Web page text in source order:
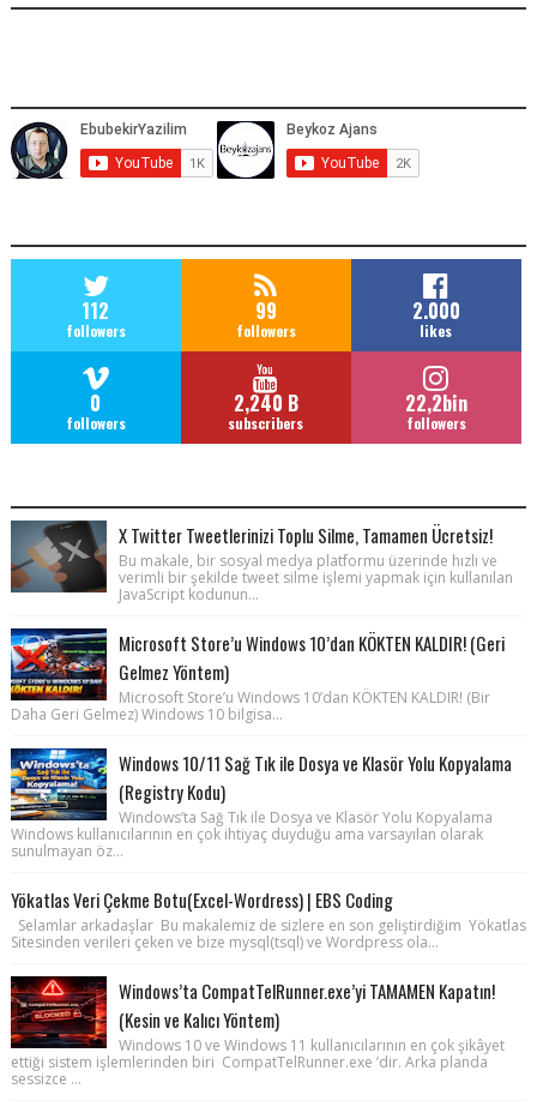
112
followers
99
followers
2.000
likes
0
followers
2,240 B
subscribers
22,2bin
followers
X Twitter Tweetlerinizi Toplu Silme, Tamamen Ücretsiz!
Bu makale, bir sosyal medya platformu üzerinde hızlı ve
verimli bir şekilde tweet silme işlemi yapmak için kullanılan
JavaScript kodunun...
Microsoft Store’u Windows 10’dan KÖKTEN KALDIR! (Geri
Gelmez Yöntem)
Microsoft Store’u Windows 10’dan KÖKTEN KALDIR! (Bir
Daha Geri Gelmez) Windows 10 bilgisa...
Windows 10/11 Sağ Tık ile Dosya ve Klasör Yolu Kopyalama
(Registry Kodu)
Windows’ta Sağ Tık ile Dosya ve Klasör Yolu Kopyalama
Windows kullanıcılarının en çok ihtiyaç duyduğu ama varsayılan olarak
sunulmayan öz...
Yökatlas Veri Çekme Botu(Excel-Wordress) | EBS Coding
Selamlar arkadaşlar Bu makalemiz de sizlere en son geliştirdiğim Yökatlas
Sitesinden verileri çeken ve bize mysql(tsql) ve Wordpress ola...
Windows’ta CompatTelRunner.exe’yi TAMAMEN Kapatın!
(Kesin ve Kalıcı Yöntem)
Windows 10 ve Windows 11 kullanıcılarının en çok şikâyet
ettiği sistem işlemlerinden biri CompatTelRunner.exe ’dir. Arka planda
sessizce ...